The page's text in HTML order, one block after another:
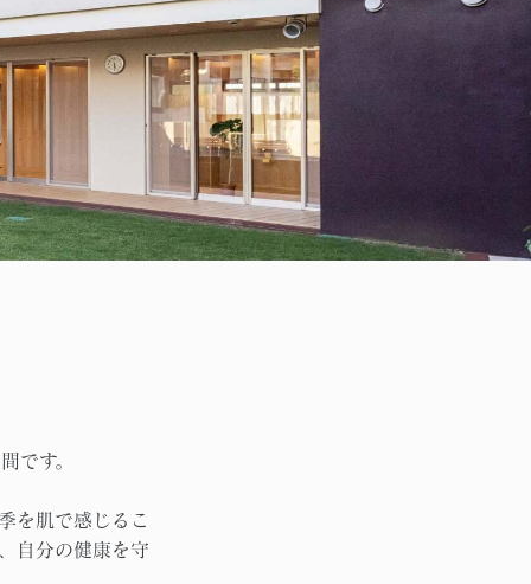
です。
を肌で感じるこ
自分の健康を守